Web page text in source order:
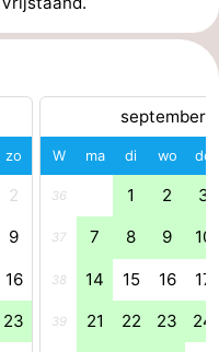
zo
2
9
16
23
september
W ma di wo do
36 1 2 3
37 7 8 9 10
38 14 15 16 17
39 21 22 23 24